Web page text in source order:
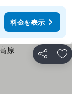
料金を表示
シェア お